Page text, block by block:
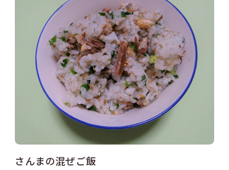
さんまの混ぜご飯